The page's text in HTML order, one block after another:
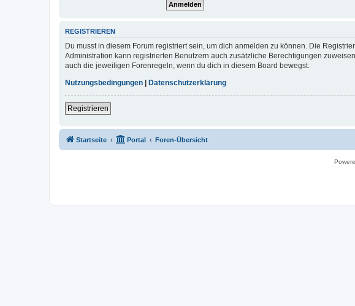
REGISTRIEREN
Du musst in diesem Forum registriert sein, um dich anmelden zu können. Die
Administration kann registrierten Benutzern auch zusätzliche Berechtigungen
auch die jeweiligen Forenregeln, wenn du dich in diesem Board bewegst.
Nutzungsbedingungen | Datenschutzerklärung
Registrieren
Startseite Portal Foren-Übersicht